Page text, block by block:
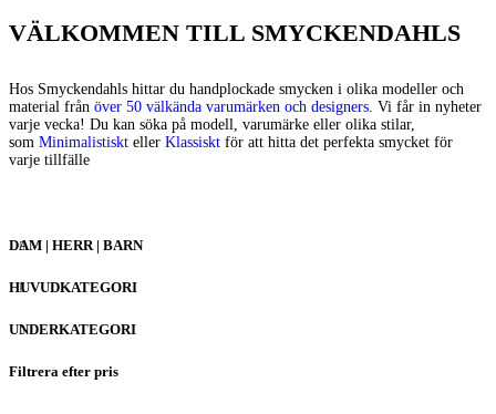
VÄLKOMMEN TILL SMYCKENDAHLS
Hos Smyckendahls hittar du handplockade smycken i olika modeller och
material från över 50 välkända varumärken och designers . Vi får in nyheter
varje vecka! Du kan söka på modell, varumärke eller olika stilar,
som Minimalistiskt eller Klassiskt för att hitta det perfekta smycket för
varje tillfälle
DAM | HERR | BARN
HUVUDKATEGORI
UNDERKATEGORI
Filtrera efter pris